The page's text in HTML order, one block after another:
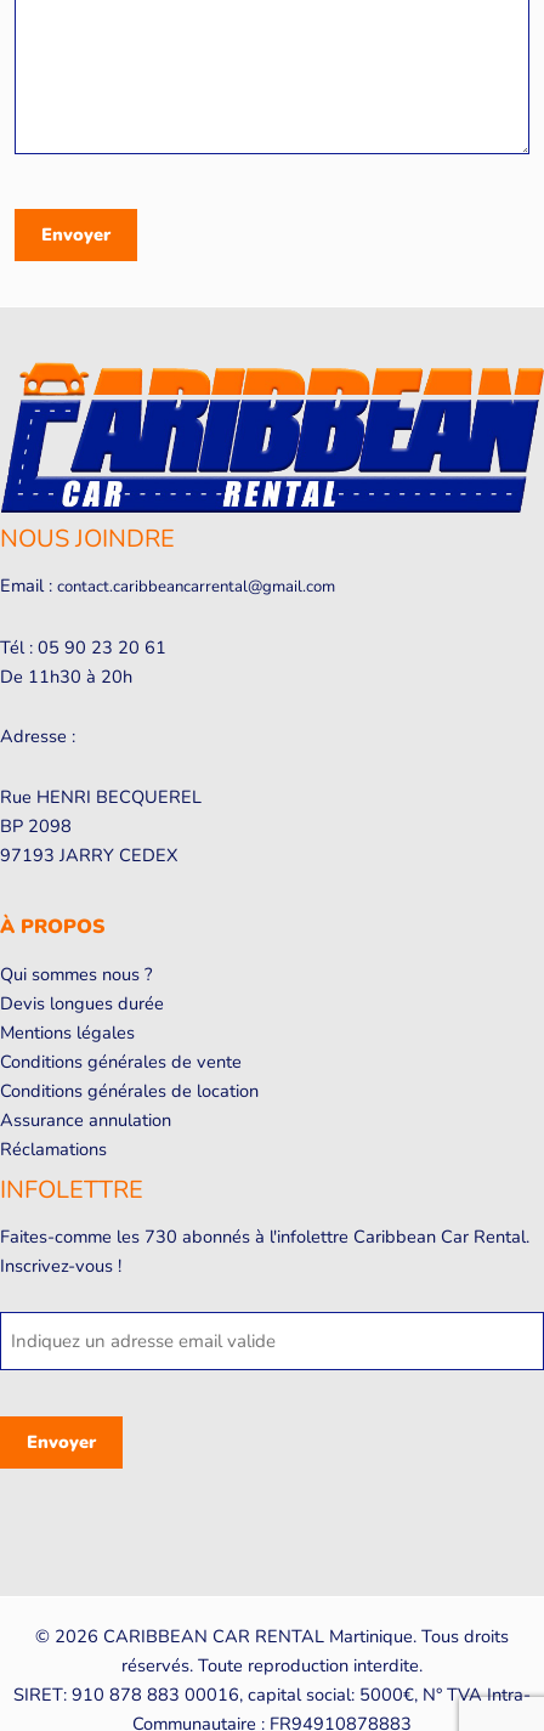
NOUS JOINDRE
Email : contact.caribbeancarrental@gmail.com
Tél : 05 90 23 20 61
De 11h30 à 20h
Adresse :
Rue HENRI BECQUEREL
BP 2098
97193 JARRY CEDEX
À PROPOS
Qui sommes nous ?
Devis longues durée
Mentions légales
Conditions générales de vente
Conditions générales de location
Assurance annulation
Réclamations
INFOLETTRE
Faites-comme les 730 abonnés à l'infolettre Caribbean Car Rental.
Inscrivez-vous !
mail
© 2026 CARIBBEAN CAR RENTAL Martinique. Tous droits
réservés. Toute reproduction interdite.
SIRET: 910 878 883 00016, capital social: 5000€, N° TVA Intra-
Communautaire : FR94910878883